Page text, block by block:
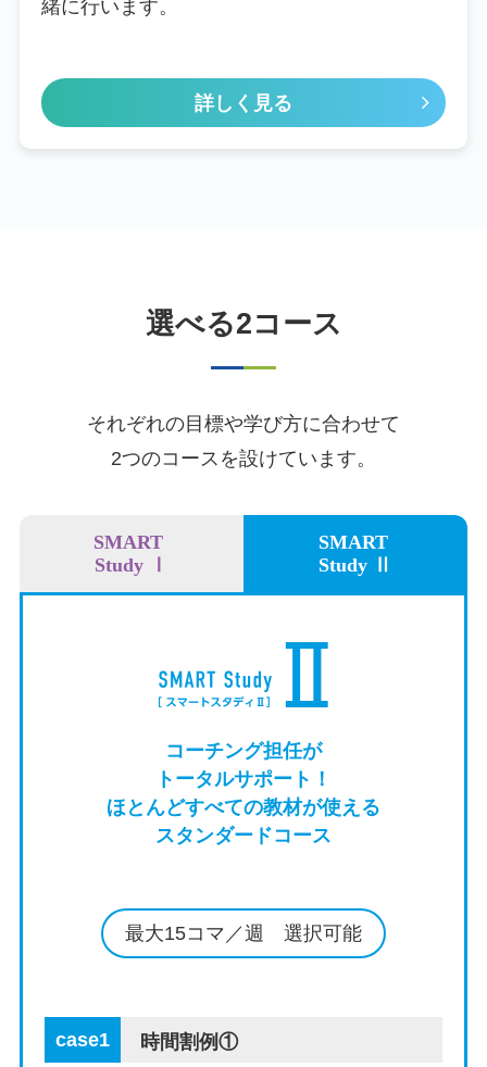
緒に行います。
詳しく見る
選べる2コース
それぞれの目標や学び方に合わせて
2つのコースを設けています。
SMART
Study Ⅰ
SMART
Study Ⅱ
コーチング担任が
トータルサポート！
ほとんどすべての教材が使える
スタンダードコース
最大15コマ／週 選択可能
case1 時間割例①